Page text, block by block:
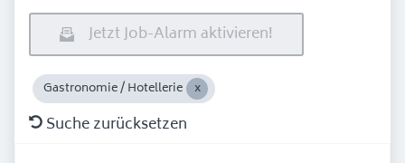
Jetzt Job-Alarm aktivieren!
Gastronomie / Hotellerie
Suche zurücksetzen